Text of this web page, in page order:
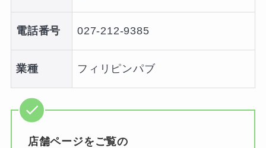
電話番号 027-212-9385
業種 フィリピンパブ
店舗ページをご覧の